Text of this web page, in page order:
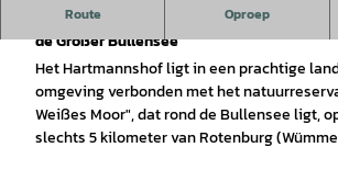
Route Oproep
Ons café ligt in de "groene" wijk
de Großer Bullensee
Het Hartmannshof ligt in een prachtige
omgeving verbonden met het
Weißes Moor", dat rond de Bullensee ligt,
slechts 5 kilometer van Rotenburg